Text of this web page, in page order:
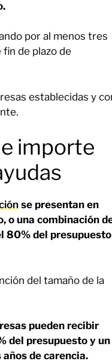
por al menos tres
de plazo de
establecidas y
importe
se presentan en
o una combinación
80% del presupuesto
del tamaño de la
pueden recibir
del presupuesto y un
de carencia.